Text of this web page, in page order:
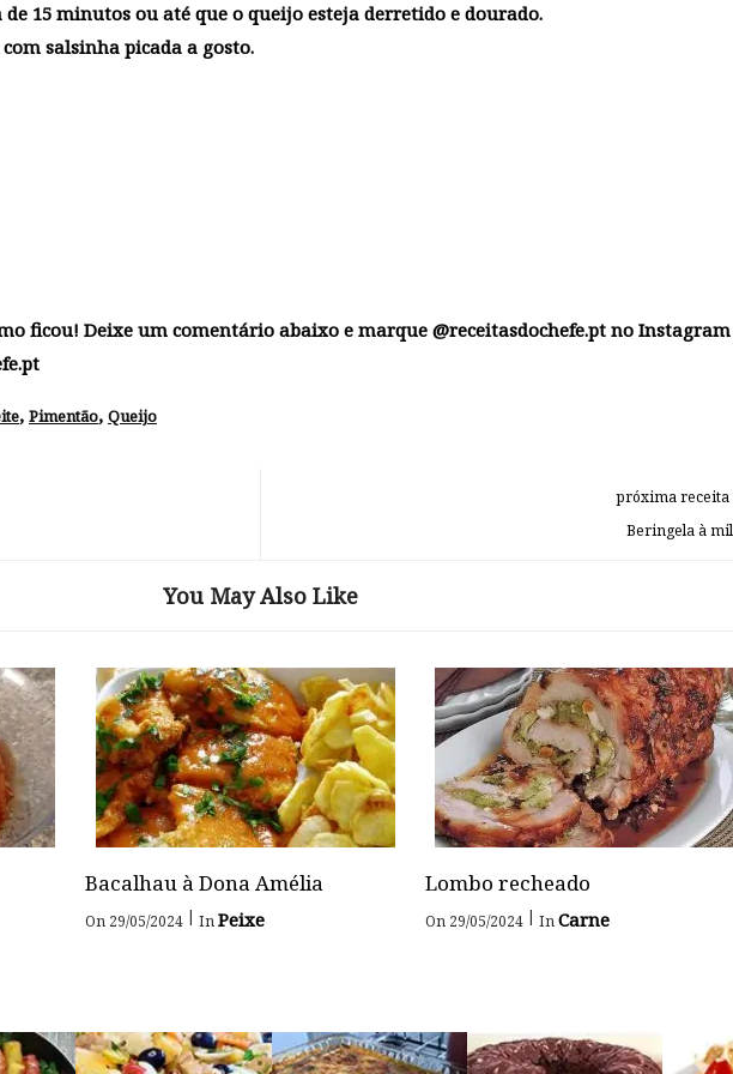
de 15 minutos ou até que o queijo esteja derretido e dourado.
salsinha picada a gosto.
ficou! Deixe um comentário abaixo e marque @receitasdochefe.pt no Instagram
, Pimentão, Queijo
próxima receita
Beringela à
You May Also Like
Bacalhau à Dona Amélia
On 29/05/2024 | InPeixe
Lombo recheado
On 29/05/2024 | InCarne